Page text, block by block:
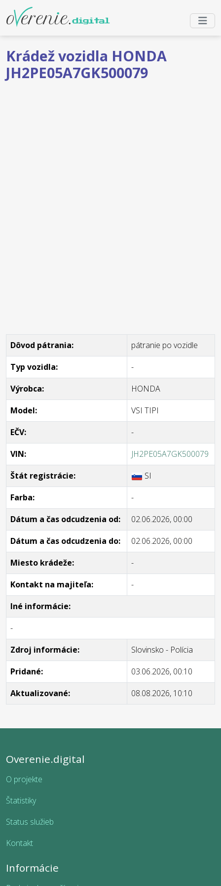
Krádež vozidla HONDA
JH2PE05A7GK500079
Dôvod pátrania:
pátranie po vozidle
Typ vozidla:
-
Výrobca:
HONDA
Model:
VSI TIPI
EČV:
-
VIN:
JH2PE05A7GK500079
Štát registrácie:
SI
Farba:
-
Dátum a čas odcudzenia od:
02.06.2026, 00:00
Dátum a čas odcudzenia do:
02.06.2026, 00:00
Miesto krádeže:
-
Kontakt na majiteľa:
-
Iné informácie:
-
Zdroj informácie:
Slovinsko - Polícia
Pridané:
03.06.2026, 00:10
Aktualizované:
08.08.2026, 10:10
Overenie.digital
O projekte
Štatistiky
Status služieb
Kontakt
Informácie